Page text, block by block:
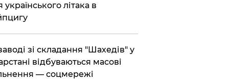
українського літака в
зі складання "Шахедів" у
відбуваються масові
— соцмережі